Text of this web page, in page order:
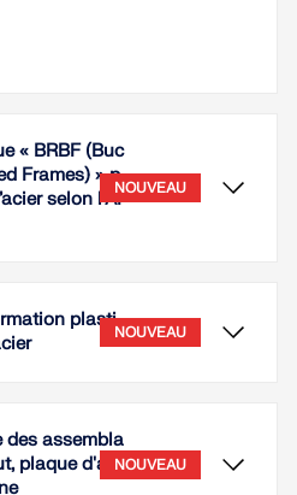
« BRBF (Buc
Frames) » p
selon l’AINOUVEAU
plasti
NOUVEAU
assembla
plaque d'assNOUVEAU